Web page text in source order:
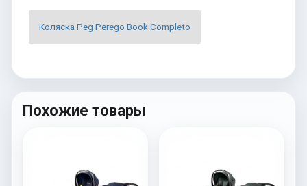
Коляска Peg Perego Book Completo
Похожие товары